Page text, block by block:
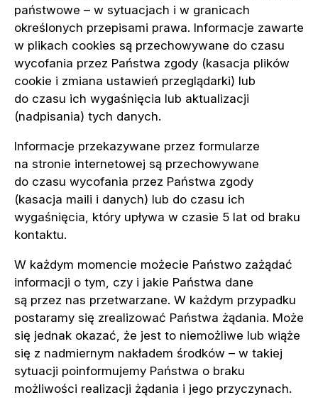
państwowe – w sytuacjach i w granicach
określonych przepisami prawa. Informacje zawarte
w plikach cookies są przechowywane do czasu
wycofania przez Państwa zgody (kasacja plików
cookie i zmiana ustawień przeglądarki) lub
do czasu ich wygaśnięcia lub aktualizacji
(nadpisania) tych danych.
Informacje przekazywane przez formularze
na stronie internetowej są przechowywane
do czasu wycofania przez Państwa zgody
(kasacja maili i danych) lub do czasu ich
wygaśnięcia, który upływa w czasie 5 lat od braku
kontaktu.
W każdym momencie możecie Państwo zażądać
informacji o tym, czy i jakie Państwa dane
są przez nas przetwarzane. W każdym przypadku
postaramy się zrealizować Państwa żądania. Może
się jednak okazać, że jest to niemożliwe lub wiąże
się z nadmiernym nakładem środków – w takiej
sytuacji poinformujemy Państwa o braku
możliwości realizacji żądania i jego przyczynach.